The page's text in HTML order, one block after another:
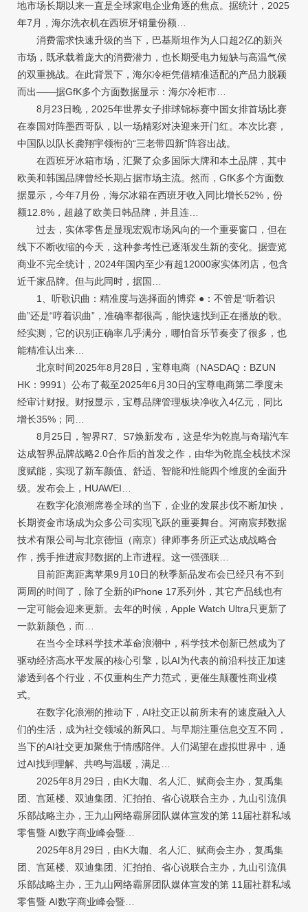
地市场长期以来一直是全球家电企业角逐的焦点。据统计，2025
年7月，海尔洗衣机在西班牙销量份额…
消费需求快速升级的当下，巴基斯坦作为人口超2亿的新兴
市场，既承载着庞大的消费潜力，也长期受电力短缺与高温气候
的双重挑战。在此背景下，海尔冷柜凭借精准适配的产品力脱颖
而出——据GfK多个方面数据显示：海尔冷柜市…
8月23日晚，2025年世界女子排球锦标赛中国女排首场比赛
在泰国对阵墨西哥队，以一场精彩对决迎来开门红。本次比赛，
中国队以队长龚翔宇领衔的“三老带四新”阵容出战。
在西班牙冰箱市场，汇聚了众多国际大牌和本土品牌，其中
欧美和韩国品牌曾经长期占据市场主流。然而，GfK多个方面数
据显示，今年7月份，海尔冰箱在西班牙收入同比增长52%，份
额12.8%，超越了欧美日韩品牌，并且连…
过去，实体零售是显现宏观市场风向的一个重要窗口，但在
线下不断收缩的今天，这种参考性已逐渐发生新的变化。据壹览
商业不完全统计，2024年国内至少有超12000家实体闭店，包含
近千家品牌。但与此同时，据国…
1、听歌识曲：精准度与选择面的博弈 ●：不管是“听着识
曲”还是“哼着识曲”，准确率都很高，能快速找到正在播放的歌。
经实测，它的识别正确率几乎满分，哪怕音乐节奏变了很多，也
能精准认出来…
北京时间2025年8月28日，宝尊电商（NASDAQ：BZUN
HK：9991）公布了截至2025年6月30日的宝尊电商第二季度未
经审计财报。财报显示，宝尊品牌管理板块净收入4亿元，同比
增长35%；同…
8月25日，智界R7、S7焕新发布，这是华为乾崑与奇瑞汽车
达成智界品牌战略2.0合作后的首发之作，由华为乾崑全栈技术深
度赋能，实现了新车颜值、舒适、智能和性能四个维度的全面升
级。发布会上，HUAWEI…
在数字化浪潮席卷全球的当下，企业的发展步伐不断加快，
长期资金市场成为众多公司实现飞跃的重要舞台。河南宸邦数据
技术有限公司与北京德恒（南京）律师事务所正式达成战略合
作，携手推进宸邦数据的上市进程。这一强强联…
目前距离距离苹果9月10日的秋季新品发布会已经只有不到
两周的时间了，除了全新的iPhone 17系列外，其它产品线也有
一定可能会迎来更新。去年的时候，Apple Watch Ultra只更新了
一款新颜色，而…
在当今全球科学技术革命浪潮中，科学技术创新已然成为了
驱动经济高水平发展的核心引擎，以AI为代表的前沿科技正加速
渗透到各个行业，不仅重构生产力范式，更催生颠覆性商业模
式。
在数字化浪潮的推动下，AI社交正以前所未有的速度融入人
们的生活，成为社交领域的新风口。与早期注重信息交互不同，
当下的AI社交更加聚焦于情感陪伴。人们渴望在虚拟世界中，通
过AI找到理解、共鸣与温暖，满足…
2025年8月29日，由K大咖、名人汇、赋商会主办，复禹集
团、宫延楼、双迪集团、汇拍拍、省心说联合主办，九山引流俱
乐部战略主办，王九山网络霸屏团队媒体宣发的第 11届社群私域
零售暨 AI数字商业峰会暨…
2025年8月29日，由K大咖、名人汇、赋商会主办，复禹集
团、宫延楼、双迪集团、汇拍拍、省心说联合主办，九山引流俱
乐部战略主办，王九山网络霸屏团队媒体宣发的第 11届社群私域
零售暨 AI数字商业峰会暨…